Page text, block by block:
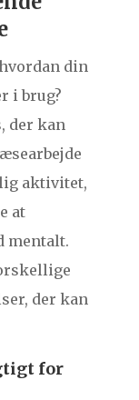
din
i brug?
der kan
aktivitet,
at
mentalt.
der kan
for